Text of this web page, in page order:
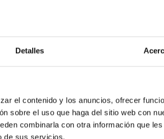
Detalles
el contenido y los anuncios, ofrecer
sobre el uso que haga del sitio web con
combinarla con otra información que
de sus servicios.